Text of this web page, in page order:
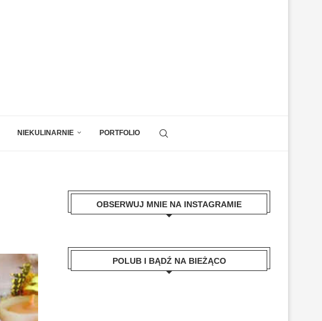
NIEKULINARNIE PORTFOLIO
OBSERWUJ MNIE NA INSTAGRAMIE
POLUB I BĄDŹ NA BIEŻĄCO